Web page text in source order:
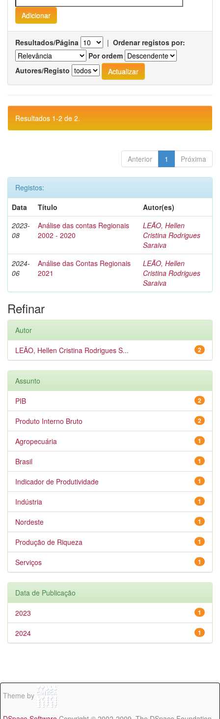
Resultados/Página | Ordenar registos por:
Por ordem
Autores/Registo
Resultados 1-2 de 2.
Anterior 1 Próxima
Registos:
Data
Título
Autor(es)
2023-
08
Análise das contas Regionais
2002 - 2020
LEÃO, Hellen
Cristina Rodrigues
Saraiva
2024-
06
Análise das Contas Regionais
2021
LEÃO, Hellen
Cristina Rodrigues
Saraiva
Refinar
Autor
2
LEÃO, Hellen Cristina Rodrigues S...
Assunto
2
PIB
2
Produto Interno Bruto
1
Agropecuária
1
Brasil
1
Indicador de Produtividade
1
Indústria
1
Nordeste
1
Produção de Riqueza
1
Serviços
Data de Publicação
1
2023
1
2024
Theme by